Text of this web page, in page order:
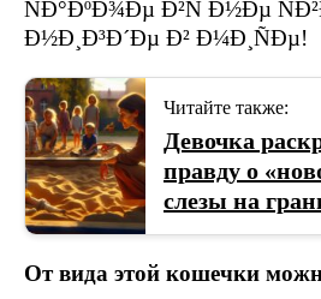
Читайте также:
Девочка
правду о
слезы на
От вида этой кошечки